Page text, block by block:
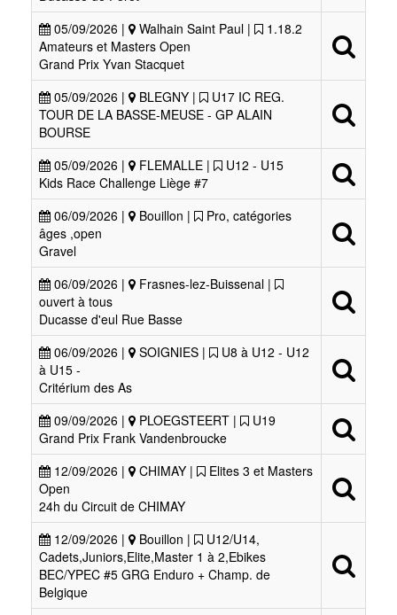
05/09/2026 |
Walhain Saint Paul |
1.18.2
Amateurs et Masters Open
Grand Prix Yvan Stacquet
05/09/2026 |
BLEGNY |
U17 IC REG.
TOUR DE LA BASSE-MEUSE - GP ALAIN
BOURSE
05/09/2026 |
FLEMALLE |
U12 - U15
Kids Race Challenge Liège #7
06/09/2026 |
Bouillon |
Pro, catégories
âges ,open
Gravel
06/09/2026 |
Frasnes-lez-Buissenal |
ouvert à tous
Ducasse d'eul Rue Basse
06/09/2026 |
SOIGNIES |
U8 à U12 - U12
à U15 -
Critérium des As
09/09/2026 |
PLOEGSTEERT |
U19
Grand Prix Frank Vandenbroucke
12/09/2026 |
CHIMAY |
Elites 3 et Masters
Open
24h du Circuit de CHIMAY
12/09/2026 |
Bouillon |
U12/U14,
Cadets,Juniors,Elite,Master 1 à 2,Ebikes
BEC/YPEC #5 GRG Enduro + Champ. de
Belgique